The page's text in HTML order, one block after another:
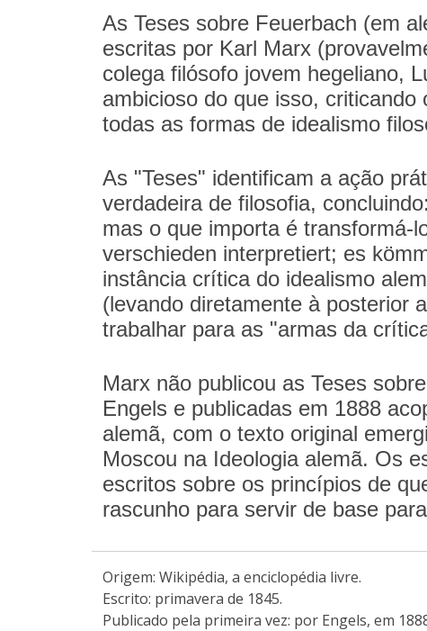
As Teses sobre Feuerbach (em
escritas por Karl Marx
colega filósofo jovem hegeliano,
ambicioso do que isso,
todas as formas de idealismo
As "Teses" identificam a ação
verdadeira de filosofia,
mas o que importa é transformá-
verschieden interpretiert; es
instância crítica do idealismo
(levando diretamente à posterior
trabalhar para as "armas da
Marx não publicou as Teses
Engels e publicadas em 1888
alemã, com o texto original
Moscou na Ideologia alemã. Os
escritos sobre os princípios de
rascunho para servir de base
Origem: Wikipédia, a enciclopédia livre.
Escrito: primavera de 1845.
Publicado pela primeira vez: por Engels, em